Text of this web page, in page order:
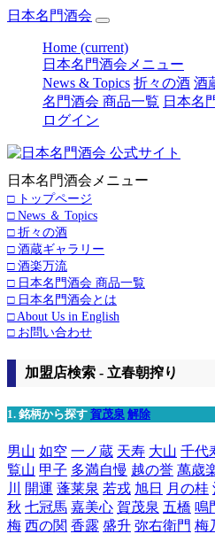
日本名門酒会
Home (current)
日本名門酒会メニュー
News & Topics 折々の酒 酒
名門酒会 商品一覧 日本名
ログイン
日本名門酒会メニュー
□ トップページ
□ News ＆ Topics
□ 折々の酒
□ 酒蔵ギャラリー
□ 酒楽万流
□ 日本名門酒会 商品一覧
□ 日本名門酒会とは
□ About Us in English
□ お問い合わせ
加盟店検索 - 立春朝搾り
1. 銘柄から探す賀茂泉 解除
男山 如空 一ノ蔵 天寿 大山 千代
覧山 甲子 多満自慢 越の誉 萬歳
川
開運 蓬莱泉 若戎 旭日 月の桂
秋 七冠馬 嘉美心 賀茂泉 五橋 鳴
梅 西の関 香露 盛升 弥右衛門 梅